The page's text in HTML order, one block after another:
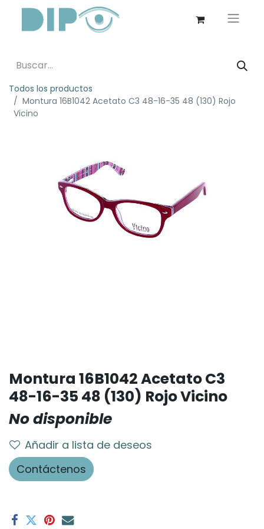
Todos los productos
Montura 16B1042 Acetato C3 48-16-35 48 (130) Rojo
Vicino
Montura 16B1042 Acetato C3
48-16-35 48 (130) Rojo Vicino
No disponible
Añadir a lista de deseos
Contáctenos